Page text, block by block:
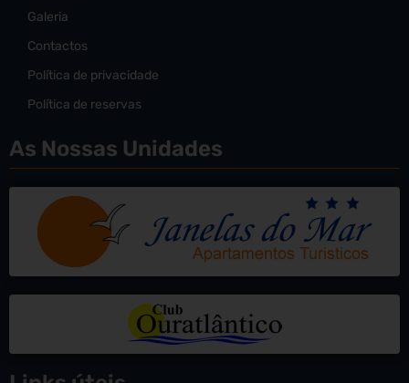
Galeria
Contactos
Política de privacidade
Política de reservas
As Nossas Unidades